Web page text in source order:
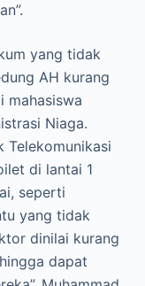
yang tidak
AH kurang
mahasiswa
Niaga.
Telekomunikasi
di lantai 1
seperti
yang tidak
dinilai kurang
dapat